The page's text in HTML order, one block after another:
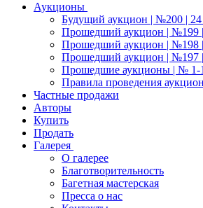
Аукционы
Будущий аукцион | №200 | 24
Прошедший аукцион | №199
Прошедший аукцион | №198 |
Прошедший аукцион | №197 |
Прошедшие аукционы | № 1-
Правила проведения
Частные продажи
Авторы
Купить
Продать
Галерея
О галерее
Благотворительность
Багетная мастерская
Пресса о нас